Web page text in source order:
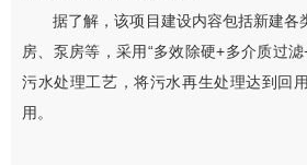
据了解，该项目建设内容包括新建各
房、泵房等，采用“多效除硬+多介质过
污水处理工艺，将污水再生处理达到回
用。